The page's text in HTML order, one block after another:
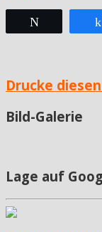
Drucke
Bild-Galerie
Lage auf